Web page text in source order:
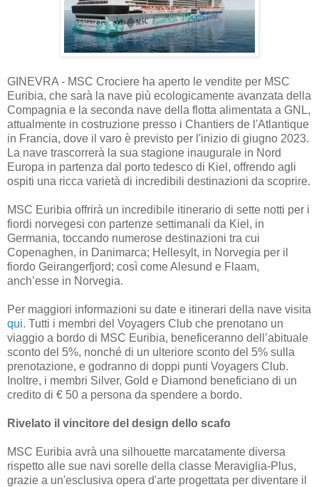
GINEVRA - MSC Crociere ha aperto le vendite per MSC
Euribia, che sarà la nave più ecologicamente avanzata della
Compagnia e la seconda nave della flotta alimentata a GNL,
attualmente in costruzione presso i Chantiers de l'Atlantique
in Francia, dove il varo è previsto per l'inizio di giugno 2023.
La nave trascorrerà la sua stagione inaugurale in Nord
Europa in partenza dal porto tedesco di Kiel, offrendo agli
ospiti una ricca varietà di incredibili destinazioni da scoprire.
MSC Euribia offrirà un incredibile itinerario di sette notti per i
fiordi norvegesi con partenze settimanali da Kiel, in
Germania, toccando numerose destinazioni tra cui
Copenaghen, in Danimarca; Hellesylt, in Norvegia per il
fiordo Geirangerfjord; così come Alesund e Flaam,
anch’esse in Norvegia.
Per maggiori informazioni su date e itinerari della nave visita
qui. Tutti i membri del Voyagers Club che prenotano un
viaggio a bordo di MSC Euribia, beneficeranno dell’abituale
sconto del 5%, nonché di un ulteriore sconto del 5% sulla
prenotazione, e godranno di doppi punti Voyagers Club.
Inoltre, i membri Silver, Gold e Diamond beneficiano di un
credito di € 50 a persona da spendere a bordo.
Rivelato il vincitore del design dello scafo
MSC Euribia avrà una silhouette marcatamente diversa
rispetto alle sue navi sorelle della classe Meraviglia-Plus,
grazie a un'esclusiva opera d'arte progettata per diventare il